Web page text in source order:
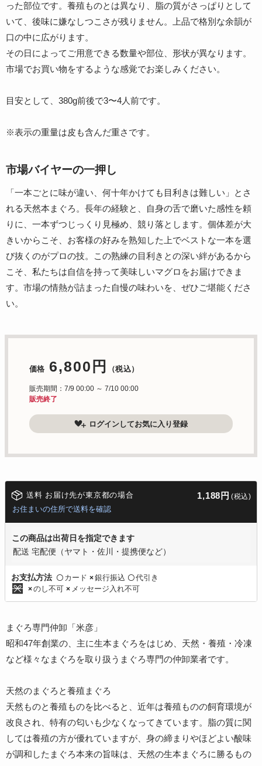
った部位です。養殖ものとは異なり、脂の質がさっぱりとして
いて、後味に嫌なしつこさが残りません。上品で格別な余韻が
口の中に広がります。
その日によってご用意できる数量や部位、形状が異なります。
市場でお買い物をするような感覚でお楽しみください。
目安として、380g前後で3〜4人前です。
※表示の重量は皮も含んだ重さです。
市場バイヤーの一押し
「一本ごとに味が違い、何十年かけても目利きは難しい」とさ
れる天然本まぐろ。長年の経験と、自身の舌で磨いた感性を頼
りに、一本ずつじっくり見極め、競り落とします。個体差が大
きいからこそ、お客様の好みを熟知した上でベストな一本を選
び抜くのがプロの技。この熟練の目利きとの深い絆があるから
こそ、私たちは自信を持って美味しいマグロをお届けできま
す。市場の情熱が詰まった自慢の味わいを、ぜひご堪能くださ
い。
価格 6,800円 （税込）
販売期間：7/9 00:00 ～ 7/10 00:00
販売終了
ログインしてお気に入り登録
送料 お届け先が東京都の場合 1,188円 (税込)
お住まいの住所で送料を確認
この商品は出荷日を指定できます
配送 宅配便（ヤマト・佐川・提携便など）
お支払方法 〇 カード ×銀行振込 〇代引き
×のし不可 × メッセージ入れ不可
まぐろ専門仲卸「米彦」
昭和47年創業の、主に生本まぐろをはじめ、天然・養殖・冷凍
など様々なまぐろを取り扱うまぐろ専門の仲卸業者です。
天然のまぐろと養殖まぐろ
天然ものと養殖ものを比べると、近年は養殖ものの飼育環境が
改良され、特有の匂いも少なくなってきています。脂の質に関
しては養殖の方が優れていますが、身の締まりやほどよい酸味
が調和したまぐろ本来の旨味は、天然の生本まぐろに勝るもの